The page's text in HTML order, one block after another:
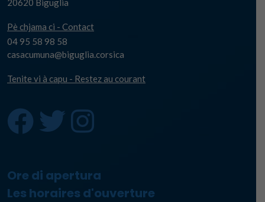
20620 Biguglia
Pè chjama ci - Contact
04 95 58 98 58
casacumuna@biguglia.corsica
Tenite vi à capu - Restez au courant
Ore di apertura
Les horaires d'ouverture